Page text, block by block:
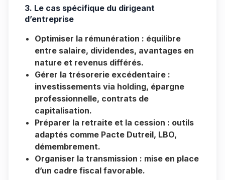
3. Le cas spécifique du dirigeant
d’entreprise
Optimiser la rémunération : équilibre
entre salaire, dividendes, avantages en
nature et revenus différés.
Gérer la trésorerie excédentaire :
investissements via holding, épargne
professionnelle, contrats de
capitalisation.
Préparer la retraite et la cession : outils
adaptés comme Pacte Dutreil, LBO,
démembrement.
Organiser la transmission : mise en place
d’un cadre fiscal favorable.